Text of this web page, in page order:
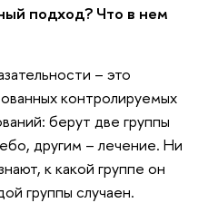
подход? Что в нем
– это
контролируемых
берут две группы
другим – лечение. Ни
к какой группе он
группы случаен.